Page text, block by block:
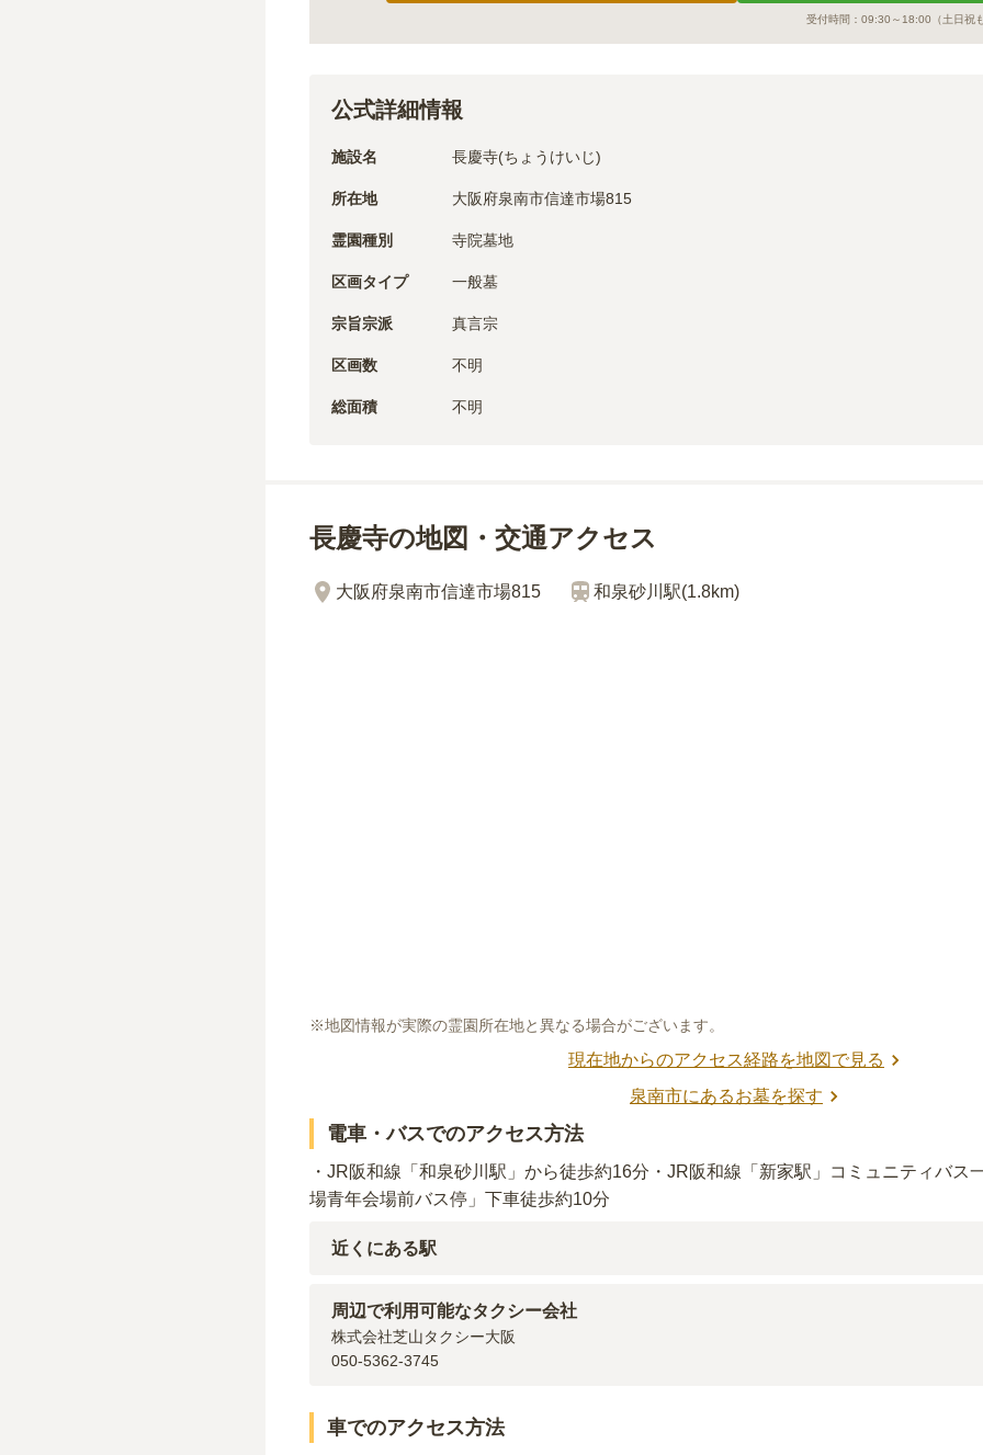
受付時間： 09:30～18:00 （土日祝
公式詳細情報
施設名 長慶寺(ちょうけいじ)
所在地 大阪府泉南市信達市場815
霊園種別 寺院墓地
区画タイプ 一般墓
宗旨宗派 真言宗
区画数 不明
総面積 不明
長慶寺の地図・交通アクセス
大阪府泉南市信達市場815 和泉砂川 駅(1.8km)
※地図情報が実際の霊園所在地と異なる場合がございます。
現在地からのアクセス経路を地図で見る
泉南市にあるお墓を探す
電車・バスでのアクセス方法
・JR阪和線「和泉砂川駅」から徒歩約16分・JR阪和線「新家駅」コミュニティバス
場青年会場前バス停」下車徒歩約10分
近くにある駅
阪和線(天王寺～和歌山)
駅（
周辺で利用可能なタクシー会社
株式会社芝山タクシー大阪
050-5362-3745
車でのアクセス方法